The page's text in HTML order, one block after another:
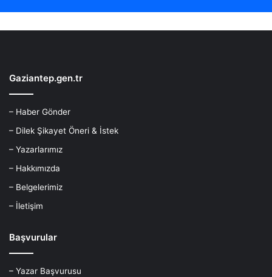
Gaziantep.gen.tr
– Haber Gönder
– Dilek Şikayet Öneri & İstek
– Yazarlarımız
– Hakkımızda
– Belgelerimiz
– İletişim
Başvurular
– Yazar Başvurusu